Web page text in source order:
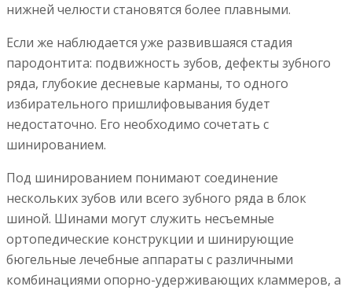
нижней челюсти становятся более плавными.
Если же наблюдается уже развившаяся стадия
пародонтита: подвижность зубов, дефекты зубного
ряда, глубокие десневые карманы, то одного
избирательного пришлифовывания будет
недостаточно. Его необходимо сочетать с
шинированием.
Под шинированием понимают соединение
нескольких зубов или всего зубного ряда в блок
шиной. Шинами могут служить несъемные
ортопедические конструкции и шинирующие
бюгельные лечебные аппараты с различными
комбинациями опорно-удерживающих кламмеров, а